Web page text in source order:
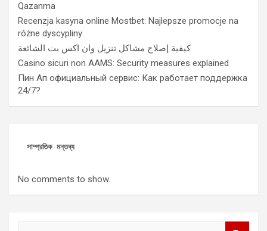
Qazanma
Recenzja kasyna online Mostbet: Najlepsze promocje na
różne dyscypliny
كيفية إصلاح مشاكل تنزيل وان اكس بت الشائعة
Casino sicuri non AAMS: Security measures explained
Пин Ап официальный сервис: Как работает поддержка
24/7?
সাম্প্রতিক মন্তব্য
No comments to show.